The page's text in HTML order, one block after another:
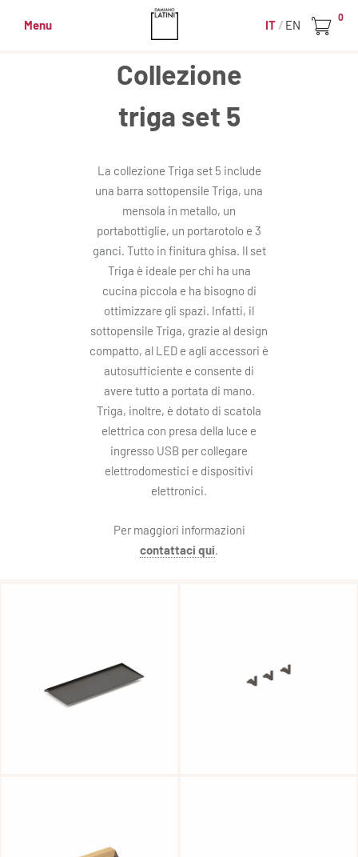
Menu IT EN
0
Collezione
triga set 5
La collezione Triga set 5 include
una barra sottopensile Triga, una
mensola in metallo, un
portabottiglie, un portarotolo e 3
ganci. Tutto in finitura ghisa. Il set
Triga è ideale per chi ha una
cucina piccola e ha bisogno di
ottimizzare gli spazi. Infatti, il
sottopensile Triga, grazie al design
compatto, al LED e agli accessori è
autosufficiente e consente di
avere tutto a portata di mano.
Triga, inoltre, è dotato di scatola
elettrica con presa della luce e
ingresso USB per collegare
elettrodomestici e dispositivi
elettronici.
Per maggiori informazioni
contattaci qui.